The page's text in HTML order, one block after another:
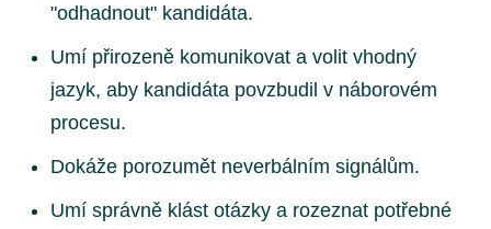
"odhadnout" kandidáta.
Umí přirozeně komunikovat a volit vhodný
jazyk, aby kandidáta povzbudil v náborovém
procesu.
Dokáže porozumět neverbálním signálům.
Umí správně klást otázky a rozeznat potřebné